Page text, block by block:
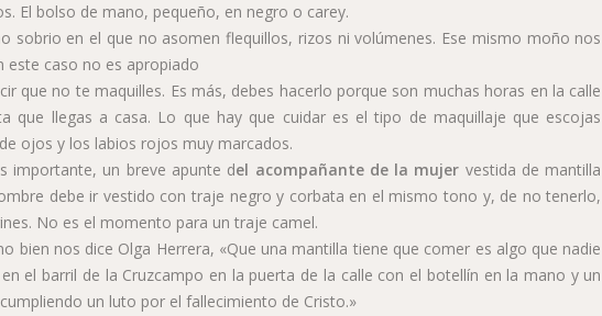
El bolso de mano, pequeño, en negro o carey.
sobrio en el que no asomen flequillos, rizos ni volúmenes. Ese mismo moño nos
este caso no es apropiado
que no te maquilles. Es más, debes hacerlo porque son muchas horas en la calle
que llegas a casa. Lo que hay que cuidar es el tipo de maquillaje que escojas
ojos y los labios rojos muy marcados.
importante, un breve apunte del acompañante de la mujer vestida de mantilla
debe ir vestido con traje negro y corbata en el mismo tono y, de no tenerlo,
No es el momento para un traje camel.
bien nos dice Olga Herrera, «Que una mantilla tiene que comer es algo que nadie
el barril de la Cruzcampo en la puerta de la calle con el botellín en la mano y un
un luto por el fallecimiento de Cristo.»